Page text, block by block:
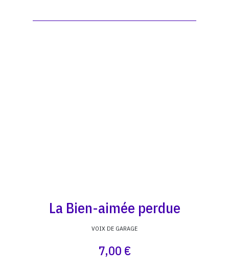
La Bien-aimée perdue
VOIX DE GARAGE
7,00 €